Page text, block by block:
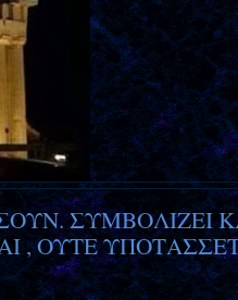
ΣΥΜΒΟΛΙΖΕΙ
, ΟΥΤΕ